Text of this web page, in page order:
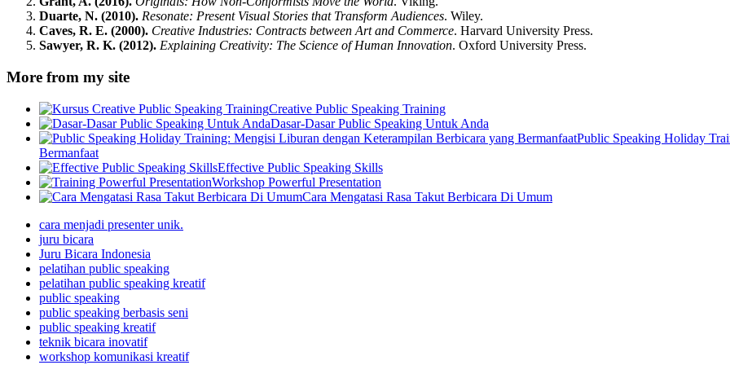
Duarte, N. (2010). Resonate: Present Visual Stories that Transform Audiences. Wiley.
Caves, R. E. (2000). Creative Industries: Contracts between Art and Commerce. Harvard University Press.
Sawyer, R. K. (2012). Explaining Creativity: The Science of Human Innovation. Oxford University Press.
More from my site
Creative Public Speaking Training
Dasar-Dasar Public Speaking Untuk Anda
Public Speaking Holiday
Bermanfaat
Effective Public Speaking Skills
Workshop Powerful Presentation
Cara Mengatasi Rasa Takut Berbicara Di Umum
cara menjadi presenter unik.
juru bicara
Juru Bicara Indonesia
pelatihan public speaking
pelatihan public speaking kreatif
public speaking
public speaking berbasis seni
public speaking kreatif
teknik bicara inovatif
workshop komunikasi kreatif